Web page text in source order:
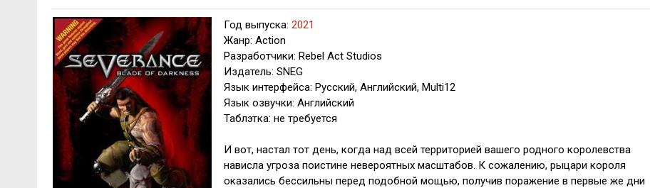
Год выпуска: 2021
Жанр: Action
Разработчики: Rebel Act Studios
Издатель: SNEG
Язык интерфейса: Русский, Английский, Multi12
Язык озвучки: Английский
Таблэтка: не требуется
И вот, настал тот день, когда над всей территорией вашего родного королевства
нависла угроза поистине невероятных масштабов. К сожалению, рыцари короля
оказались бессильны перед подобной мощью, получив поражение в первые же дни